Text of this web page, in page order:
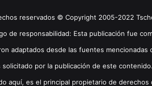
reservados © Copyright 2005-2022
de responsabilidad: Esta publicación fue
adaptados desde las fuentes
por la publicación de este
aquí, es el principal propietario de